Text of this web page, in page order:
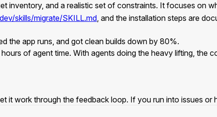
inventory, and a realistic set of constraints. It focuses
skills/migrate/SKILL.md, and the installation steps are
the app runs, and got clean builds down by 80%.
of agent time. With agents doing the heavy lifting,
it work through the feedback loop. If you run into issues